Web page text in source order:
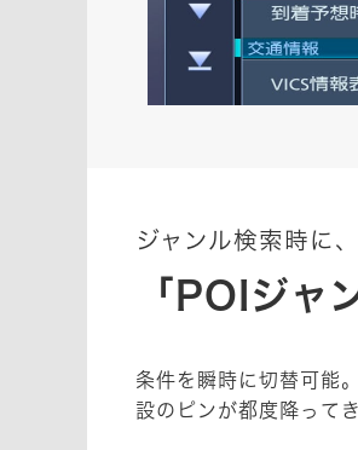
ジャンル検索時に
「POIジャ
条件を瞬時に切替可能
設のピンが都度降ってき